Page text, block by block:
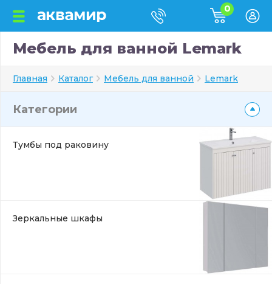
0
Мебель для ванной Lemark
Главная Каталог Мебель для ванной Lemark
Категории
Тумбы под раковину
Зеркальные шкафы